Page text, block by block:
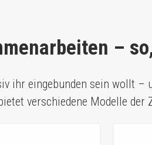
–
ihr eingebunden sein wollt –
verschiedene Modelle der